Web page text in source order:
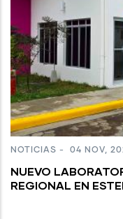
NOTICIAS - 04 NOV,
NUEVO
REGIONAL EN